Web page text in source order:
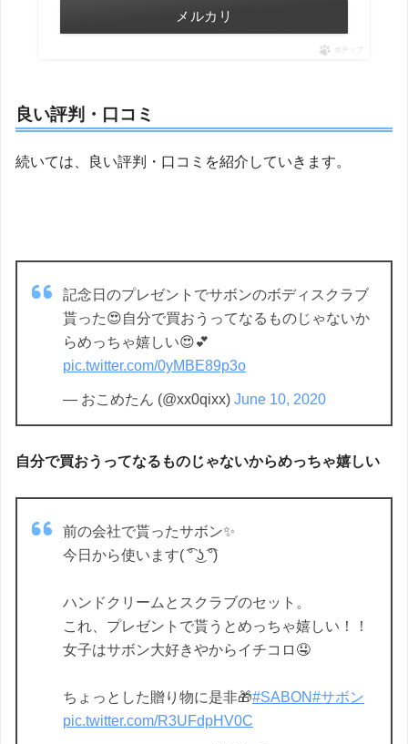
メルカリ
ポチップ
良い評判・口コミ
続いては、良い評判・口コミを紹介していきます。
記念日のプレゼントでサボンのボディスクラブ
貰った😍自分で買おうってなるものじゃないか
らめっちゃ嬉しい😍💕
pic.twitter.com/0yMBE89p3o
— おこめたん (@xx0qixx) June 10, 2020
自分で買おうってなるものじゃないからめっちゃ嬉しい
前の会社で貰ったサボン✨
今日から使います( ͡° ͜ʖ ͡°)
ハンドクリームとスクラブのセット。
これ、プレゼントで貰うとめっちゃ嬉しい！！
女子はサボン大好きやからイチコロ🤤
ちょっとした贈り物に是非🎁#SABON#サボン
pic.twitter.com/R3UFdpHV0C